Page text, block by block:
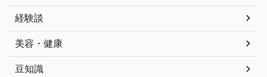
経験談
美容・健康
豆知識